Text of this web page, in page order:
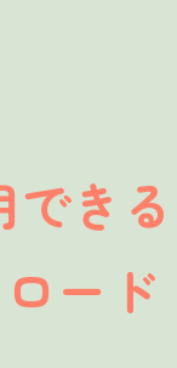
できる
ード